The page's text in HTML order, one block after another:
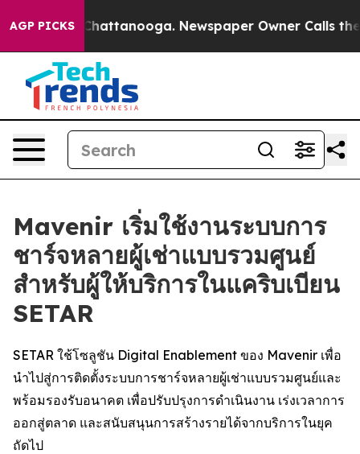
AGP PICKS
in Chattanooga. Newspaper Owner Calls the
Mavenir เริ่มใช้งานระบบการ
ชาร์จหลายผู้เช่าแบบรวมศูนย์
สำหรับผู้ให้บริการในแคริบเบียน
SETAR
SETAR ใช้โซลูชัน Digital Enablement ของ Mavenir เพื่อ
นำไปสู่การติดตั้งระบบการชาร์จหลายผู้เช่าแบบรวมศูนย์และ
พร้อมรองรับอนาคต เพื่อปรับปรุงการดำเนินงาน เร่งเวลาการ
ออกสู่ตลาด และสนับสนุนการสร้างรายได้จากบริการในยุค
ถัดไป